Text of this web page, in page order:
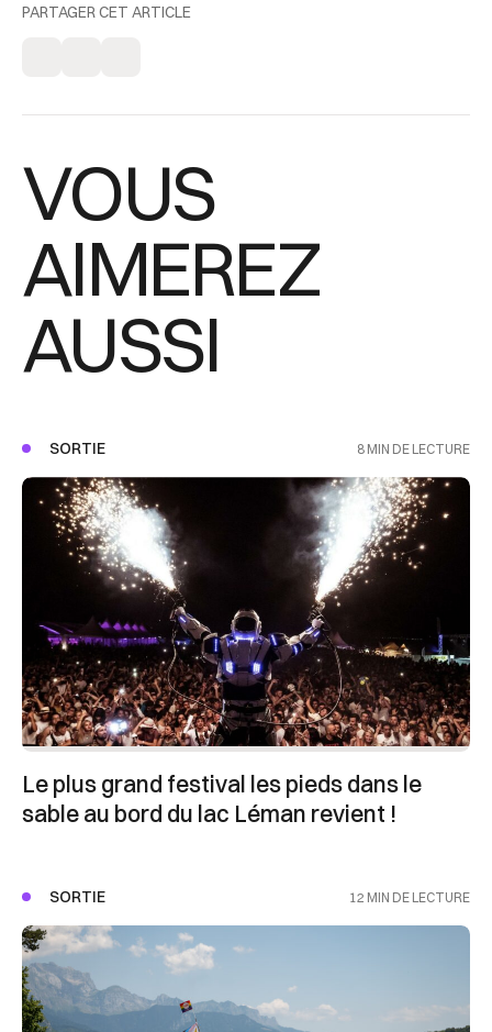
PARTAGER CET ARTICLE
VOUS
AIMEREZ
AUSSI
SORTIE 8 MIN DE LECTURE
Le plus grand festival les pieds dans le
sable au bord du lac Léman revient !
SORTIE 12 MIN DE LECTURE